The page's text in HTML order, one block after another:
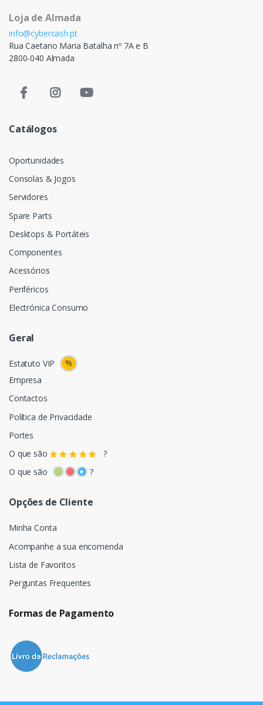
Loja de Almada
info@cybercash.pt
Rua Caetano Maria Batalha nº 7A e B
2800-040 Almada
Catálogos
Oportunidades
Consolas & Jogos
Servidores
Spare Parts
Desktops & Portáteis
Componentes
Acessórios
Periféricos
Electrónica Consumo
Geral
Estatuto VIP
%
Empresa
Contactos
Política de Privacidade
Portes
O que são
?
O que são
?
Opções de Cliente
Minha Conta
Acompanhe a sua encomenda
Lista de Favoritos
Perguntas Frequentes
Formas de Pagamento